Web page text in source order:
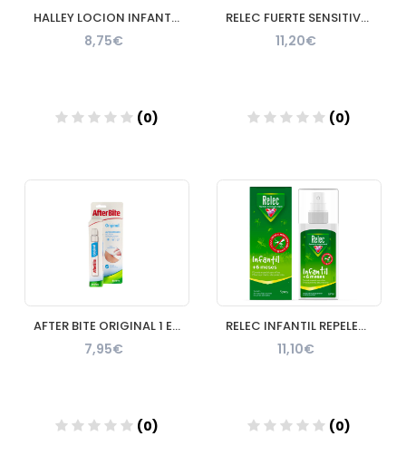
HALLEY LOCION INFANTIL REPELENTE DE INSECTOS 100 ML
8,75€
(0)
RELEC FUERTE SENSITIVE SPRAY REPELENTE MOSQUITOS 1 ENVASE 7
11,20€
(0)
Añadir
AFTER BITE ORIGINAL 1 ENVASE 14 ml
7,95€
(0)
RELEC INFANTIL REPELENTE 1 ENVASE 100 ml
11,10€
(0)